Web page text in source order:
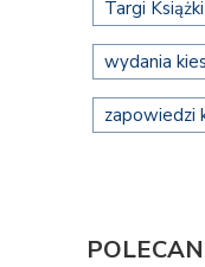
Targi Książki
wydania
zapowiedzi